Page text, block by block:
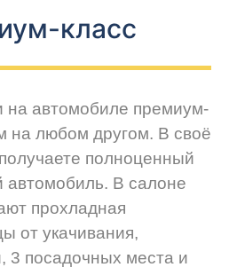
класс
на автомобиле премиум-
на любом другом. В своё
полноценный
автомобиль. В салоне
прохладная
от укачивания,
3 посадочных места и